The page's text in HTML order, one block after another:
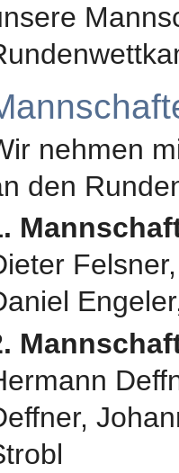
nehmen
den